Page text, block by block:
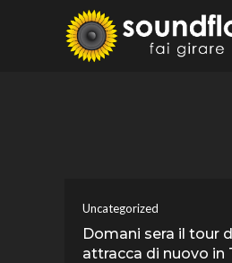
Uncategorized
Domani sera il tour
attracca di nuovo in